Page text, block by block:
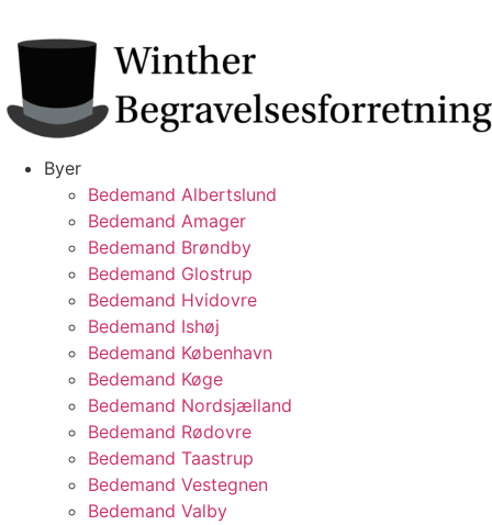
indhold
Byer
Bedemand Albertslund
Bedemand Amager
Bedemand Brøndby
Bedemand Glostrup
Bedemand Hvidovre
Bedemand Ishøj
Bedemand København
Bedemand Køge
Bedemand Nordsjælland
Bedemand Rødovre
Bedemand Taastrup
Bedemand Vestegnen
Bedemand Valby